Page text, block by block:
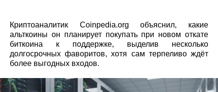
Криптоаналитик Coinpedia.org объяснил, какие
альткоины он планирует покупать при новом откате
биткоина к поддержке, выделив несколько
долгосрочных фаворитов, хотя сам терпеливо ждёт
более выгодных входов.